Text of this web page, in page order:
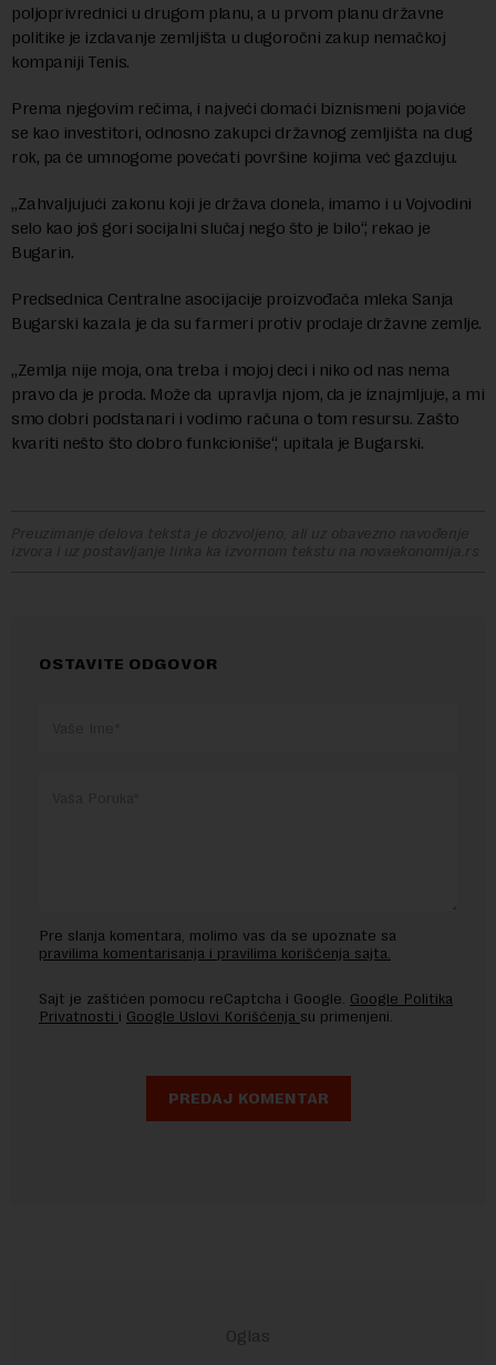
poljoprivrednici u drugom planu, a u prvom planu državne
politike je izdavanje zemljišta u dugoročni zakup nemačkoj
kompaniji Tenis.
Prema njegovim rečima, i najveći domaći biznismeni pojaviće
se kao investitori, odnosno zakupci državnog zemljišta na dug
rok, pa će umnogome povećati površine kojima već gazduju.
„Zahvaljujući zakonu koji je država donela, imamo i u Vojvodini
selo kao još gori socijalni slučaj nego što je bilo“, rekao je
Bugarin.
Predsednica Centralne asocijacije proizvođača mleka Sanja
Bugarski kazala je da su farmeri protiv prodaje državne zemlje.
„Zemlja nije moja, ona treba i mojoj deci i niko od nas nema
pravo da je proda. Može da upravlja njom, da je iznajmljuje, a mi
smo dobri podstanari i vodimo računa o tom resursu. Zašto
kvariti nešto što dobro funkcioniše“, upitala je Bugarski.
Preuzimanje delova teksta je dozvoljeno, ali uz obavezno navođenje
izvora i uz postavljanje linka ka izvornom tekstu na novaekonomija.rs
OSTAVITE ODGOVOR
Pre slanja komentara, molimo vas da se upoznate sa
pravilima komentarisanja i pravilima korišćenja sajta.
Sajt je zaštićen pomocu reCaptcha i Google. Google Politika
Privatnosti i Google Uslovi Korišćenja su primenjeni.